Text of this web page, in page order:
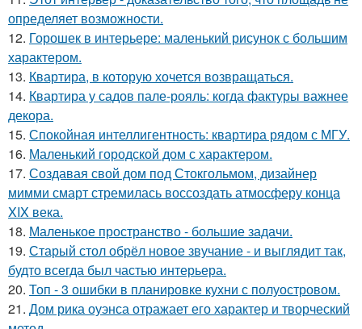
определяет возможности.
12. Горошек в интерьере: маленький рисунок с большим
характером.
13. Квартира, в которую хочется возвращаться.
14. Квартира у садов пале-рояль: когда фактуры важнее
декора.
15. Спокойная интеллигентность: квартира рядом с МГУ.
16. Маленький городской дом с характером.
17. Создавая свой дом под Стокгольмом, дизайнер
мимми смарт стремилась воссоздать атмосферу конца
XIX века.
18. Маленькое пространство - большие задачи.
19. Старый стол обрёл новое звучание - и выглядит так,
будто всегда был частью интерьера.
20. Топ - 3 ошибки в планировке кухни с полуостровом.
21. Дом рика оуэнса отражает его характер и творческий